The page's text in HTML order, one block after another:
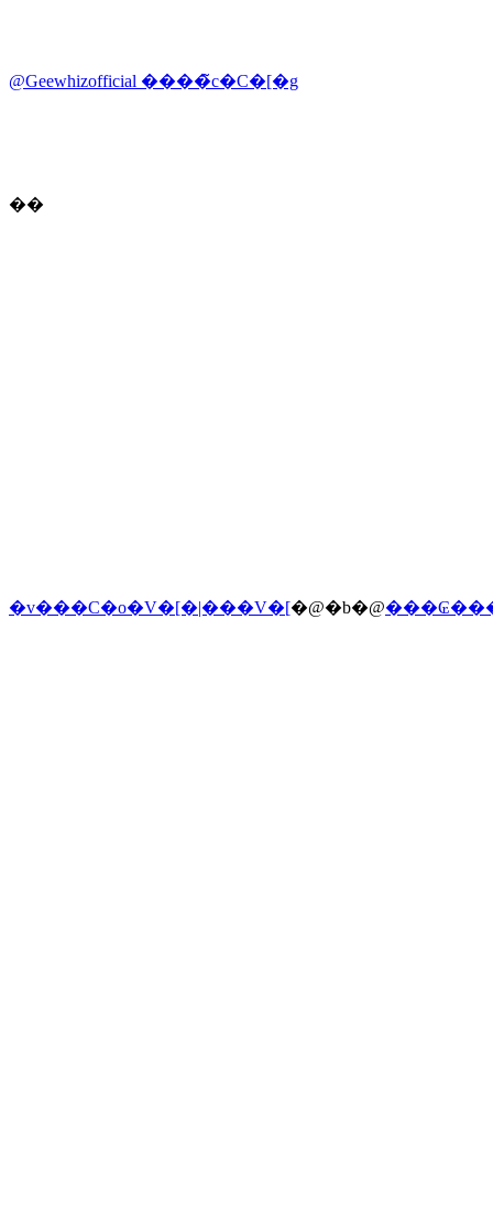
@Geewhizofficial ����̃c�C�[�g
��
�v���C�o�V�[�|���V�[�@�b�@